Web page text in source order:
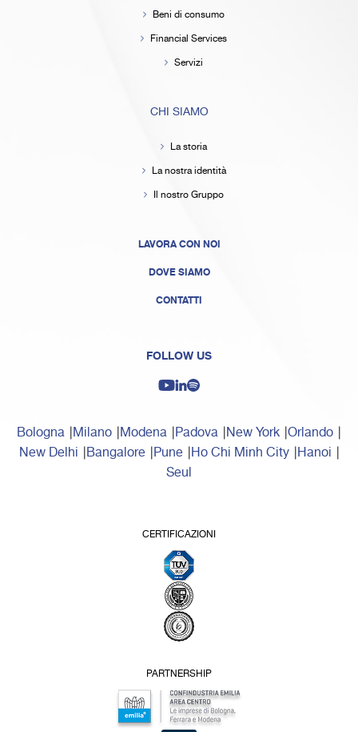
Beni di consumo
Financial Services
Servizi
CHI SIAMO
La storia
La nostra identità
Il nostro Gruppo
LAVORA CON NOI
DOVE SIAMO
CONTATTI
FOLLOW US
Bologna Milano Modena Padova New York Orlando
New Delhi Bangalore Pune Ho Chi Minh City Hanoi
Seul
CERTIFICAZIONI
PARTNERSHIP